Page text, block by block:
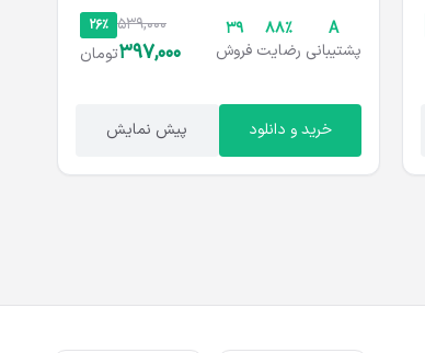
A
پشتیبانی
۸۸%
رضایت
39
فروش
26% 539,000
397,000تومان
خرید و دانلود پیش نمایش